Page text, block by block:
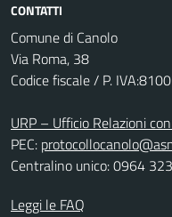
CONTATTI
Comune di Canolo
Via Roma, 38
Codice fiscale / P.
URP – Ufficio Relazioni
PEC:
Centralino unico: 0964
Leggi le FAQ